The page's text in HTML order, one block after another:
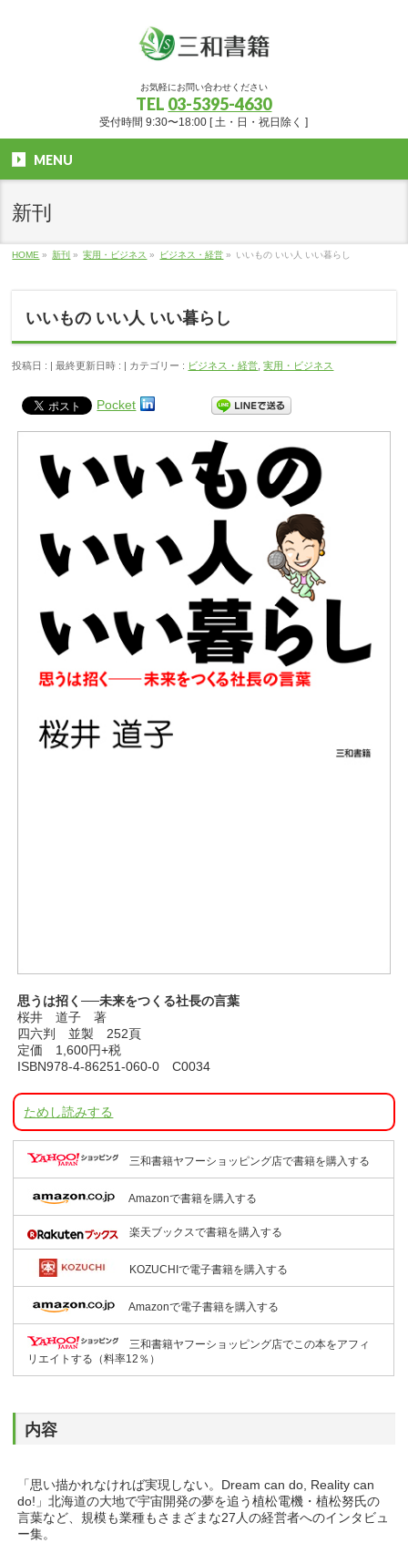
お気軽にお問い合わせください
TEL 03-5395-4630
受付時間 9:30〜18:00 [ 土・日・祝日除く ]
MENU
新刊
HOME » 新刊 » 実用・ビジネス » ビジネス・経営 » いいもの いい人 いい暮らし
いいもの いい人 いい暮らし
投稿日 : 最終更新日時 : カテゴリー : ビジネス・経営 ,実用・ビジネス
Pocket
思うは招く──未来をつくる社長の言葉
桜井 道子 著
四六判 並製 252頁
定価 1,600円+税
ISBN978-4-86251-060-0 C0034
ためし読みする
三和書籍ヤフーショッピング店で書籍を購入する
Amazonで書籍を購入する
楽天ブックスで書籍を購入する
KOZUCHIで電子書籍を購入する
Amazonで電子書籍を購入する
三和書籍ヤフーショッピング店でこの本をアフィ
リエイトする（料率12％）
内容
「思い描かれなければ実現しない。Dream can do, Reality can
do!」北海道の大地で宇宙開発の夢を追う植松電機・植松努氏の
言葉など、規模も業種もさまざまな27人の経営者へのインタビュ
ー集。